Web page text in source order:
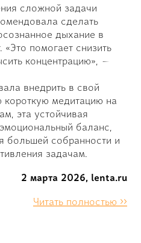
сложной задачи
сделать
дыхание в
«Это помогает снизить
концентрацию», —
внедрить в свой
медитацию на
эта устойчивая
баланс,
большей собранности и
задачам.
2 марта 2026, lenta.ru
Читать полностью >>